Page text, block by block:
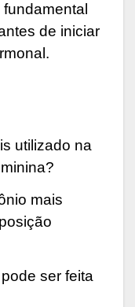
de iniciar
utilizado na
mais
ser feita